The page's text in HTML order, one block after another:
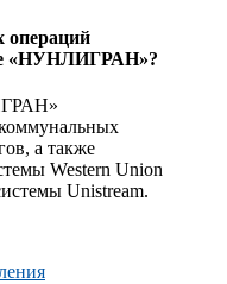
операций
«НУНЛИГРАН»?
а также
Western Union
Unistream.